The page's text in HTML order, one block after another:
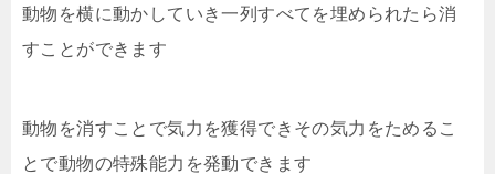
動物を横に動かしていき一列すべてを埋められたら消
すことができます
動物を消すことで気力を獲得できその気力をためるこ
とで動物の特殊能力を発動できます